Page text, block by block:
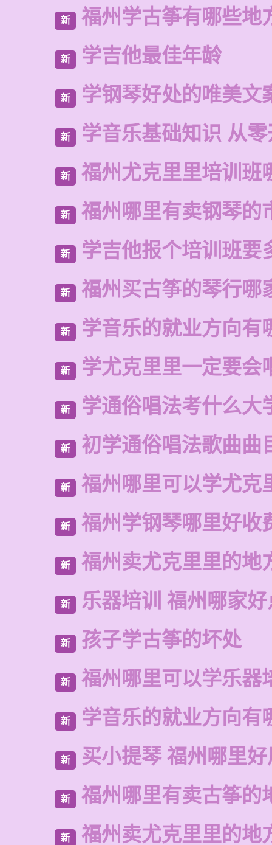
新 福州学古筝有哪些地
新 学吉他最佳年龄
新 学钢琴好处的唯美文
新 学音乐基础知识 从
新 福州尤克里里培训班
新 福州哪里有卖钢琴的
新 学吉他报个培训班要
新 福州买古筝的琴行哪
新 学音乐的就业方向有
新 学尤克里里一定要会
新 学通俗唱法考什么大
新 初学通俗唱法歌曲曲
新 福州哪里可以学尤克
新 福州学钢琴哪里好收
新 福州卖尤克里里的地
新 乐器培训 福州哪家
新 孩子学古筝的坏处
新 福州哪里可以学乐器
新 学音乐的就业方向有
新 买小提琴 福州哪里好
新 福州哪里有卖古筝的
新 福州卖尤克里里的地